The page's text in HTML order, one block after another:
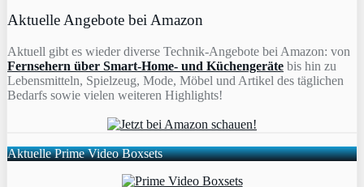
Aktuelle Angebote bei Amazon
Aktuell gibt es wieder diverse Technik-Angebote bei Amazon: von
Fernsehern über Smart-Home- und Küchengeräte bis hin zu
Lebensmitteln, Spielzeug, Mode, Möbel und Artikel des täglichen
Bedarfs sowie vielen weiteren Highlights!
Aktuelle Prime Video Boxsets